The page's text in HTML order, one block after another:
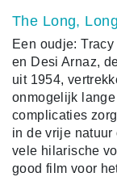
The Long,
Een oudje:
en Desi Arnaz,
uit 1954,
onmogelijk
complicaties
in de vrije
vele hilarische
good film voor